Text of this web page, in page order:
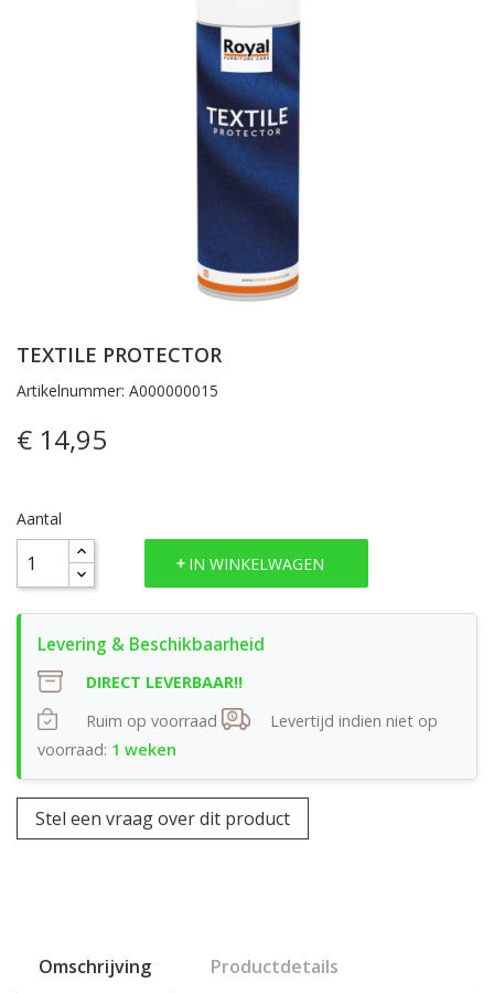
TEXTILE PROTECTOR
Artikelnummer: A000000015
€ 14,95
Aantal
IN WINKELWAGEN
DIRECT LEVERBAAR!!
Ruim op voorraad
Levertijd indien niet op
voorraad: 1 weken
Stel een vraag over dit product
Omschrijving Productdetails